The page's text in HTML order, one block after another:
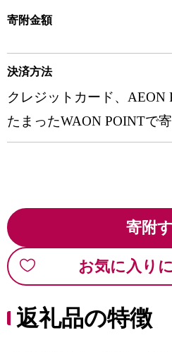
寄附金額
決済方法
クレジットカード、AEON
たまったWAON POINTで
寄附
お気に入り
返礼品の特徴